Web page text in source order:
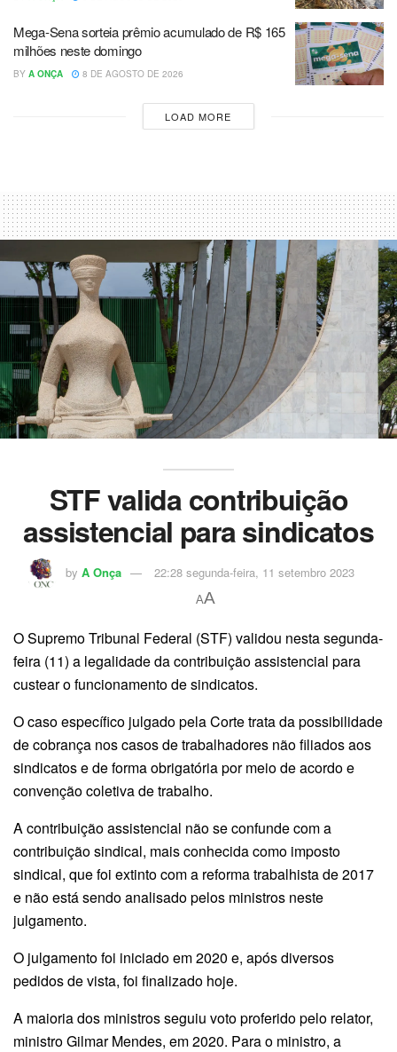
Mega-Sena sorteia prêmio acumulado de R$ 165
milhões neste domingo
BY A ONÇA 8 DE AGOSTO DE 2026
LOAD MORE
STF valida contribuição
assistencial para sindicatos
by A Onça 22:28 segunda-feira, 11 setembro 2023
AA
O Supremo Tribunal Federal (STF) validou nesta segunda-
feira (11) a legalidade da contribuição assistencial para
custear o funcionamento de sindicatos.
O caso específico julgado pela Corte trata da possibilidade
de cobrança nos casos de trabalhadores não filiados aos
sindicatos e de forma obrigatória por meio de acordo e
convenção coletiva de trabalho.
A contribuição assistencial não se confunde com a
contribuição sindical, mais conhecida como imposto
sindical, que foi extinto com a reforma trabalhista de 2017
e não está sendo analisado pelos ministros neste
julgamento.
O julgamento foi iniciado em 2020 e, após diversos
pedidos de vista, foi finalizado hoje.
A maioria dos ministros seguiu voto proferido pelo relator,
ministro Gilmar Mendes, em 2020. Para o ministro, a